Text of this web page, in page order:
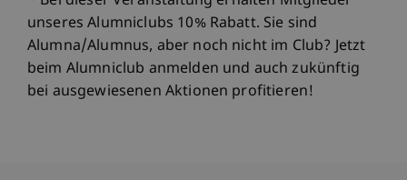
unseres Alumniclubs 10% Rabatt. Sie sind
Alumna/Alumnus, aber noch nicht im Club? Jetzt
beim Alumniclub anmelden und auch zukünftig
bei ausgewiesenen Aktionen profitieren!